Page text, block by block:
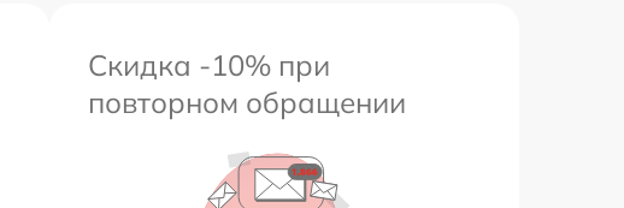
Скидка -10% при
повторном обращении